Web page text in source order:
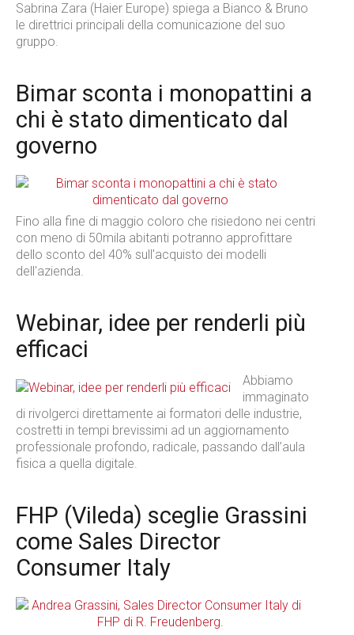
Sabrina Zara (Haier Europe) spiega a Bianco & Bruno
le direttrici principali della comunicazione del suo
gruppo.
Bimar sconta i monopattini a
chi è stato dimenticato dal
governo
Fino alla fine di maggio coloro che risiedono nei centri
con meno di 50mila abitanti potranno approfittare
dello sconto del 40% sull'acquisto dei modelli
dell'azienda.
Webinar, idee per renderli più
efficaci
Abbiamo
immaginato
di rivolgerci direttamente ai formatori delle industrie,
costretti in tempi brevissimi ad un aggiornamento
professionale profondo, radicale, passando dall’aula
fisica a quella digitale.
FHP (Vileda) sceglie Grassini
come Sales Director
Consumer Italy